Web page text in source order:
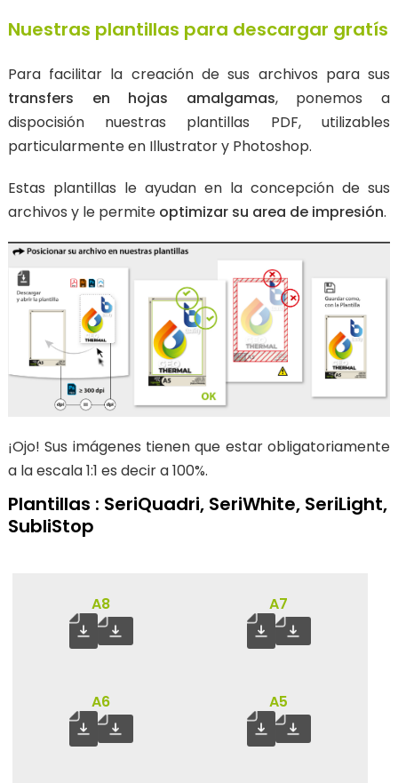
Sublistop : Para tejidos sublimados
TRANSFERS LÁSER CUT
PLANCHA A DESCARTAR
Pantone y Fluo New
Texturizada / Metalizada New
Fosforescente New
MARCADOS DTF
PARA TEXTIL
Transfert DTF
PARA OBJETOS
Sticker UV DTF New !
PRODUCTOS ESTANDAR
Transfer "STAFF"
Transfer" VISITOR"
ESTUCHES DE PROTECCIÓN
Nuestras plantillas para descargar gratís
Para facilitar la creación de sus archivos para sus
transfers en hojas amalgamas, ponemos a
dispocisión nuestras plantillas PDF, utilizables
particularmente en Illustrator y Photoshop.
Estas plantillas le ayudan en la concepción de sus
archivos y le permite optimizar su area de impresión.
¡Ojo! Sus imágenes tienen que estar obligatoriamente
a la escala 1:1 es decir a 100%.
Plantillas : SeriQuadri, SeriWhite, SeriLight,
SubliStop
A8 A7
A6 A5